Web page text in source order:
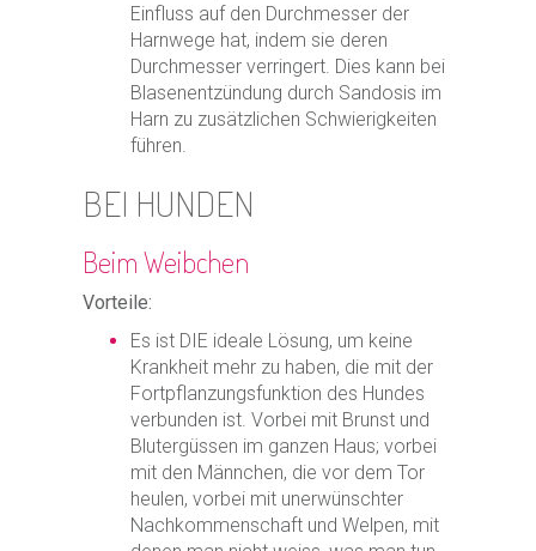
Einfluss auf den Durchmesser der
Harnwege hat, indem sie deren
Durchmesser verringert. Dies kann bei
Blasenentzündung durch Sandosis im
Harn zu zusätzlichen Schwierigkeiten
führen.
BEI HUNDEN
Beim Weibchen
Vorteile:
Es ist DIE ideale Lösung, um keine
Krankheit mehr zu haben, die mit der
Fortpflanzungsfunktion des Hundes
verbunden ist. Vorbei mit Brunst und
Blutergüssen im ganzen Haus; vorbei
mit den Männchen, die vor dem Tor
heulen, vorbei mit unerwünschter
Nachkommenschaft und Welpen, mit